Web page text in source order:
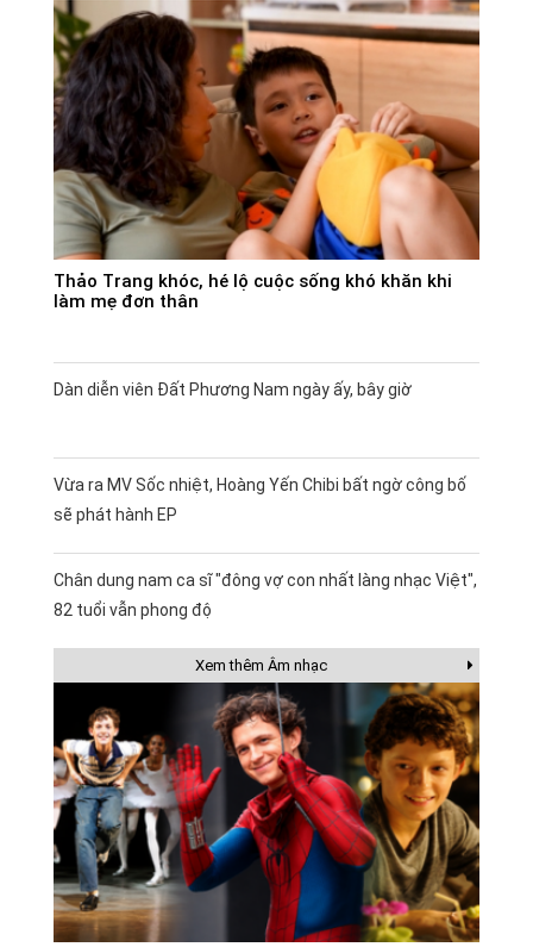
Thảo Trang khóc, hé lộ cuộc sống khó khăn khi
làm mẹ đơn thân
Dàn diễn viên Đất Phương Nam ngày ấy, bây giờ
Vừa ra MV Sốc nhiệt, Hoàng Yến Chibi bất ngờ công bố
sẽ phát hành EP
Chân dung nam ca sĩ "đông vợ con nhất làng nhạc Việt",
82 tuổi vẫn phong độ
Xem thêm Âm nhạc